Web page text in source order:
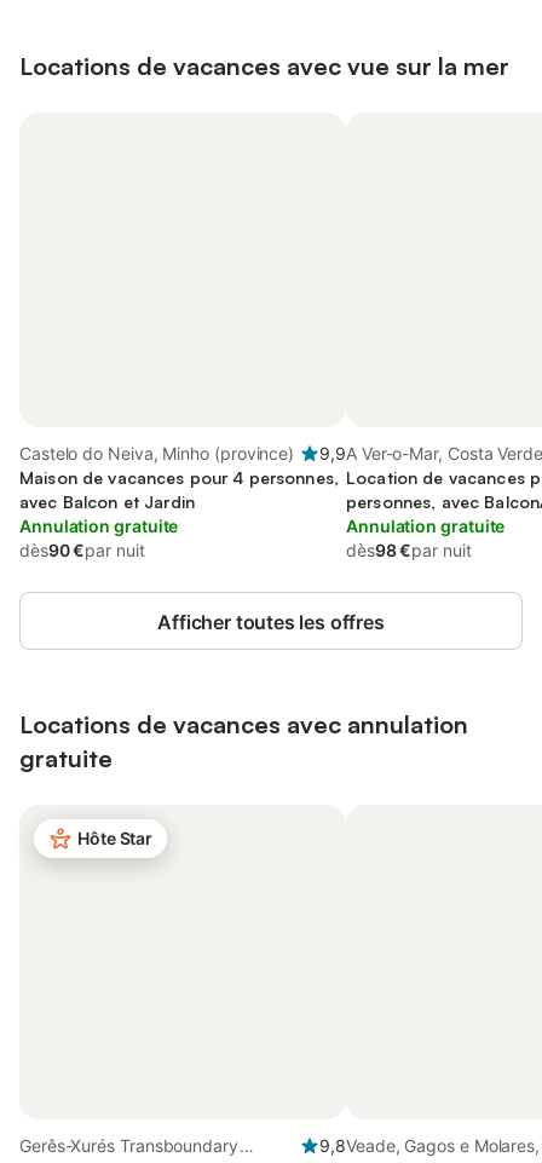
Locations de vacances avec vue sur la mer
Castelo do Neiva, Minho (province)
9,9
Maison de vacances pour 4 personnes,
avec Balcon et Jardin
Annulation gratuite
dès90 €par nuit
A Ver-o-Mar, Costa Verde
Location de vacances
personnes, avec
Annulation gratuite
dès98 €par nuit
Afficher toutes les offres
Locations de vacances avec annulation
gratuite
Hôte Star
Gerês-Xurés Transboundary
9,8Veade, Gagos e